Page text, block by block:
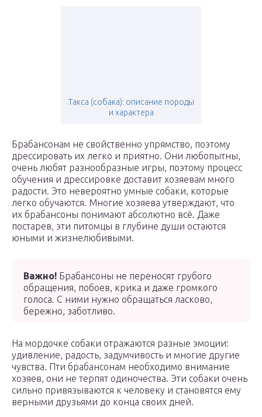
Такса (собака): описание породы
и характера
Брабансонам не свойственно упрямство, поэтому
дрессировать их легко и приятно. Они любопытны,
очень любят разнообразные игры, поэтому процесс
обучения и дрессировке доставит хозяевам много
радости. Это невероятно умные собаки, которые
легко обучаются. Многие хозяева утверждают, что
их брабансоны понимают абсолютно всё. Даже
постарев, эти питомцы в глубине души остаются
юными и жизнелюбивыми.
Важно! Брабансоны не переносят грубого
обращения, побоев, крика и даже громкого
голоса. С ними нужно обращаться ласково,
бережно, заботливо.
На мордочке собаки отражаются разные эмоции:
удивление, радость, задумчивость и многие другие
чувства. Пти брабансонам необходимо внимание
хозяев, они не терпят одиночества. Эти собаки очень
сильно привязываются к человеку и становятся ему
верными друзьями до конца своих дней.